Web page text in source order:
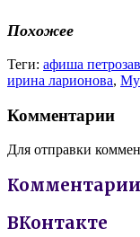
Похожее
Теги: афиша
ирина ларионова,
Комментарии
Для отправки
Комментарии
ВКонтакте